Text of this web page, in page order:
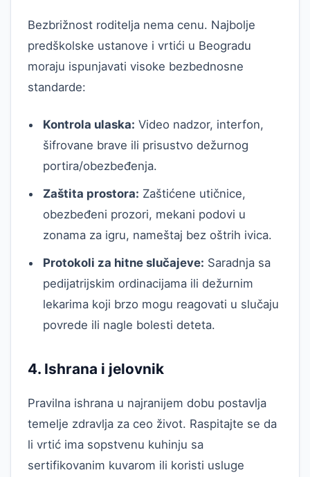
Bezbrižnost roditelja nema cenu. Najbolje
predškolske ustanove i vrtići u Beogradu
moraju ispunjavati visoke bezbednosne
standarde:
Kontrola ulaska: Video nadzor, interfon,
šifrovane brave ili prisustvo dežurnog
portira/obezbeđenja.
Zaštita prostora: Zaštićene utičnice,
obezbeđeni prozori, mekani podovi u
zonama za igru, nameštaj bez oštrih ivica.
Protokoli za hitne slučajeve: Saradnja sa
pedijatrijskim ordinacijama ili dežurnim
lekarima koji brzo mogu reagovati u slučaju
povrede ili nagle bolesti deteta.
4. Ishrana i jelovnik
Pravilna ishrana u najranijem dobu postavlja
temelje zdravlja za ceo život. Raspitajte se da
li vrtić ima sopstvenu kuhinju sa
sertifikovanim kuvarom ili koristi usluge